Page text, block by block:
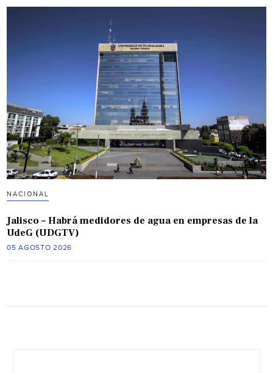
NACIONAL
Jalisco – Habrá medidores de agua en empresas de la
UdeG (UDGTV)
05 AGOSTO 2026